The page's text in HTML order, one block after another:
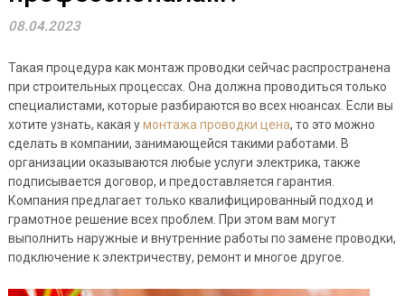
08.04.2023
Такая процедура как монтаж проводки сейчас распространена
при строительных процессах. Она должна проводиться только
специалистами, которые разбираются во всех нюансах. Если вы
хотите узнать, какая умонтажа проводки цена, то это можно
сделать в компании, занимающейся такими работами. В
организации оказываются любые услуги электрика, также
подписывается договор, и предоставляется гарантия.
Компания предлагает только квалифицированный подход и
грамотное решение всех проблем. При этом вам могут
выполнить наружные и внутренние работы по замене проводки,
подключение к электричеству, ремонт и многое другое.